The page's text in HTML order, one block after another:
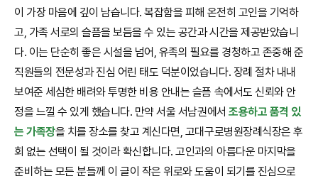
이 가장 마음에 깊이 남습니다. 복잡함을 피해 온전히 고인을 기억하
고, 가족 서로의 슬픔을 보듬을 수 있는 공간과 시간을 제공받았습니
다. 이는 단순히 좋은 시설을 넘어, 유족의 필요를 경청하고 존중해 준
직원들의 전문성과 진심 어린 태도 덕분이었습니다. 장례 절차 내내
보여준 세심한 배려와 투명한 비용 안내는 슬픔 속에서도 신뢰와 안
정을 느낄 수 있게 했습니다. 만약 서울 서남권에서조용하고 품격 있
는 가족장을 치를 장소를 찾고 계신다면, 고대구로병원장례식장은 후
회 없는 선택이 될 것이라 확신합니다. 고인과의 아름다운 마지막을
준비하는 모든 분들께 이 글이 작은 위로와 도움이 되기를 진심으로